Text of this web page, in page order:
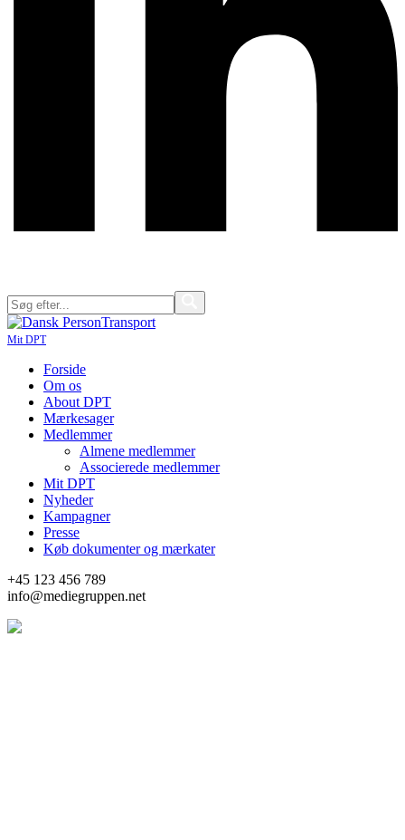
Mit DPT
Forside
Om os
About DPT
Mærkesager
Medlemmer
Almene medlemmer
Associerede medlemmer
Mit DPT
Nyheder
Kampagner
Presse
Køb dokumenter og mærkater
+45 123 456 789
info@mediegruppen.net